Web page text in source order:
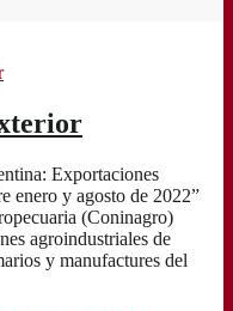
Exportaciones
enero y agosto de 2022”
(Coninagro)
agroindustriales de
y manufactures del